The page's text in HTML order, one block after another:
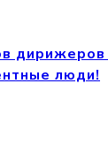
дирижеров
люди!